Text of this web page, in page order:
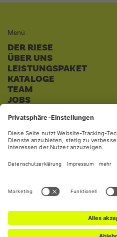
Menü
DER RIESE
ÜBER UNS
LEISTUNGSPAKET
KATALOGE
TEAM
JOBS
FAQ
Werbewelten
WERBEKALENDER
NACHHALTIG
MARKENARTIKEL
SOMMER
HOMEOFFICE & BÜRO